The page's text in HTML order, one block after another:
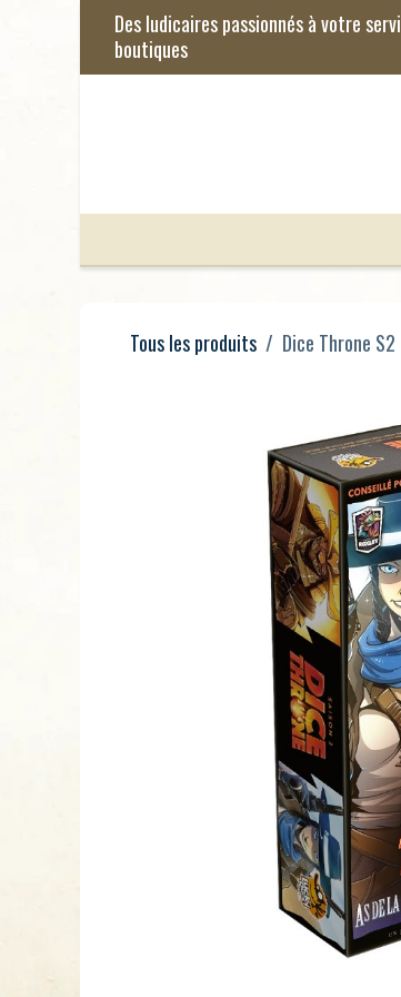
Se rendre au contenu
Tous les produits Dice Throne